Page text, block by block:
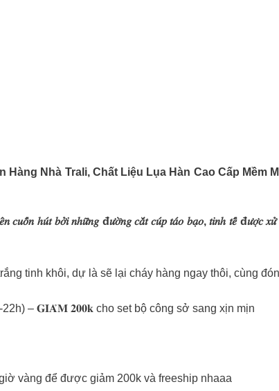
Hàng Nhà Trali, Chất Liệu Lụa Hàn Cao Cấp Mềm
𝑐𝑢𝑜̂́𝑛 ℎ𝑢́𝑡 𝑏𝑜̛̉𝑖 𝑛ℎ𝑢̛̃𝑛𝑔 đ𝑢̛𝑜̛̀𝑛𝑔 𝑐𝑎̆́𝑡 𝑐𝑢́𝑝 𝑡𝑎́𝑜 𝑏𝑎̣𝑜, 𝑡𝑖𝑛ℎ 𝑡𝑒̂́
tinh khôi, dự là sẽ lại cháy hàng ngay thôi, cùng
– 𝐆𝐈𝐀̉𝐌 𝟐𝟎𝟎𝐤 cho set bộ công sở sang xịn mịn
vàng để được giảm 200k và freeship nhaaa